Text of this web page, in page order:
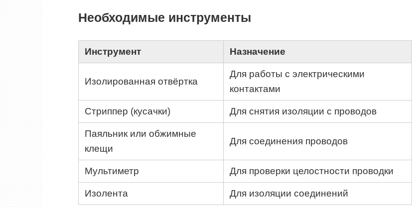
Необходимые инструменты
Инструмент Назначение
Изолированная отвёртка
Для работы с электрическими
контактами
Стриппер (кусачки) Для снятия изоляции с проводов
Паяльник или обжимные
клещи
Для соединения проводов
Мультиметр Для проверки целостности проводки
Изолента Для изоляции соединений